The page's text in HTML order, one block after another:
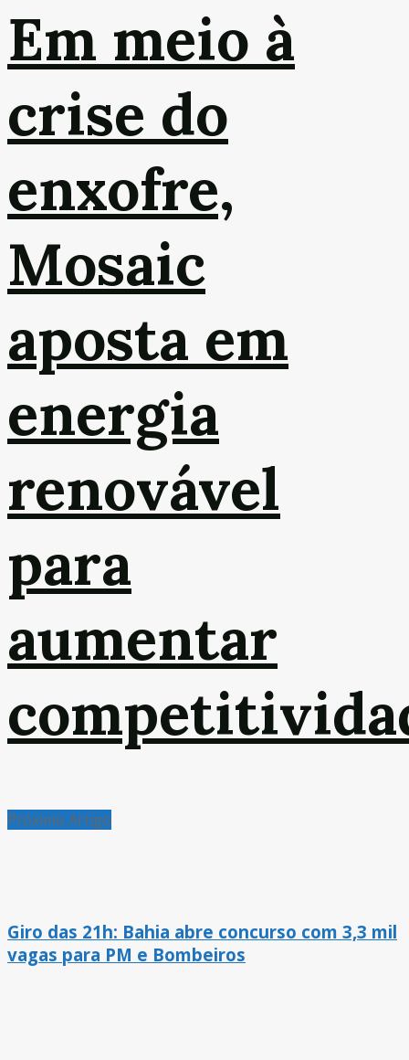
Em meio à
crise do
enxofre,
Mosaic
aposta em
energia
renovável
para
aumentar
Próximo Artigo
Giro das 21h: Bahia abre concurso com 3,3 mil
vagas para PM e Bombeiros